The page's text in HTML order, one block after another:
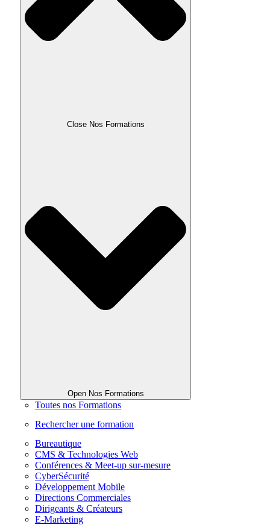
Close Nos Formations
Open Nos Formations
Toutes nos Formations
Rechercher une formation
Bureautique
CMS & Technologies Web
Conférences & Meet-up sur-mesure
CyberSécurité
Développement Mobile
Directions Commerciales
Dirigeants & Créateurs
E-Marketing